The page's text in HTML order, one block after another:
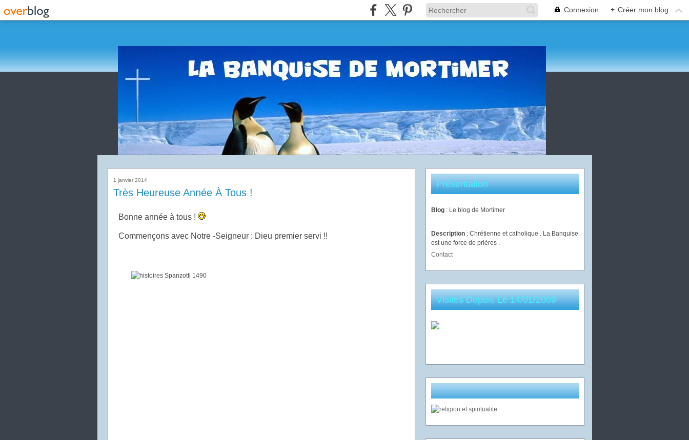
Connexion + Créer mon blog
1 janvier 2014
Très Heureuse Année À Tous !
Bonne année à tous !
Commençons avec Notre -Seigneur : Dieu premier servi !!
Présentation
Blog : Le blog de Mortimer
Description : Chrétienne et catholique . La Banquise
est une force de prières .
Contact
Visites Depuis Le 14/01/2009